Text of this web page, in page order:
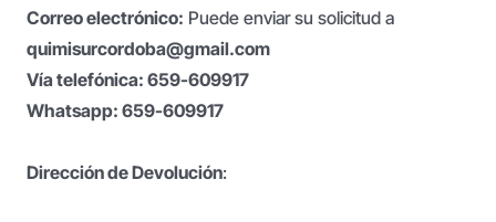
Correo electrónico: Puede enviar su solicitud a
quimisurcordoba@gmail.com
Vía telefónica: 659-609917
Whatsapp: 659-609917
Dirección de Devolución: